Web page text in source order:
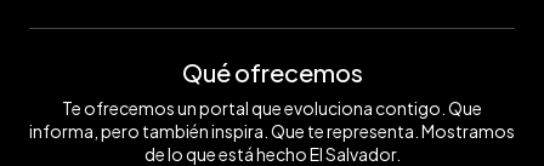
Qué ofrecemos
Te ofrecemos un portal que evoluciona contigo. Que
informa, pero también inspira. Que te representa. Mostramos
de lo que está hecho El Salvador.